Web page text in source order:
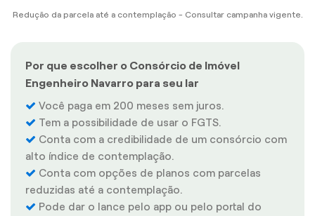
Redução da parcela até a contemplação - Consultar campanha vigente.
Por que escolher o Consórcio de Imóvel
Engenheiro Navarro para seu lar
Você paga em 200 meses sem juros.
Tem a possibilidade de usar o FGTS.
Conta com a credibilidade de um consórcio com
alto índice de contemplação.
Conta com opções de planos com parcelas
reduzidas até a contemplação.
Pode dar o lance pelo app ou pelo portal do